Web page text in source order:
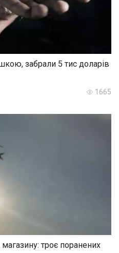
забрали 5 тис доларів
1665
троє поранених